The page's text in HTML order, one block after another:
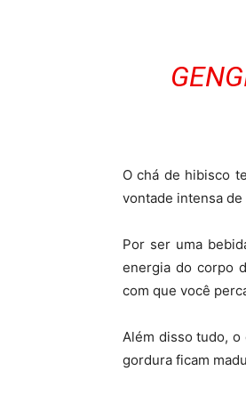
O chá de hibisco
vontade intensa
Por ser uma
energia do corpo
com que você
Além disso tudo, o
gordura ficam